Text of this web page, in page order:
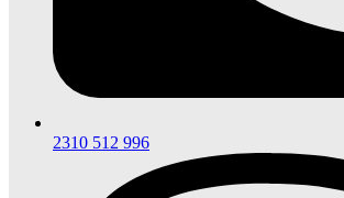
2310 512 996